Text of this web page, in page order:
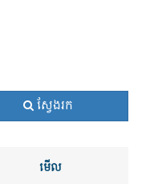
ស្វែងរក
មើល